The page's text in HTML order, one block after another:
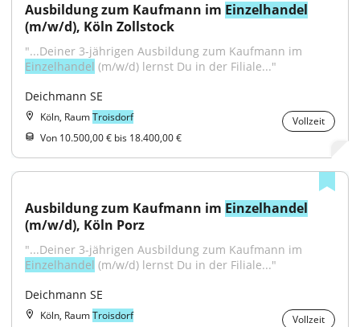
Ausbildung zum Kaufmann im Einzelhandel
(m/w/d), Köln Zollstock
Einzelhandel (m/w/d) lernst Du in der Filiale..."
Deichmann SE
Köln, RaumTroisdorf
Vollzeit
Von 10.500,00 € bis 18.400,00 €
Ausbildung zum Kaufmann im Einzelhandel
(m/w/d), Köln Porz
Einzelhandel (m/w/d) lernst Du in der Filiale..."
Deichmann SE
Köln, RaumTroisdorf
Vollzeit